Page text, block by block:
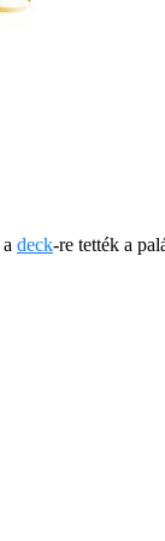
deck-re tették a